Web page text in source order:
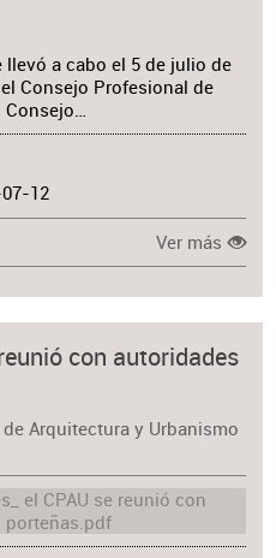
llevó a cabo el 5 de julio de
Consejo Profesional de
Consejo…
12
Ver más
con autoridades
Arquitectura y Urbanismo